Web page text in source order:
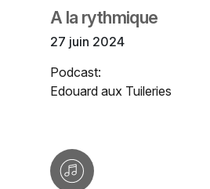
A la rythmique
27 juin 2024
Podcast:
Edouard aux Tuileries